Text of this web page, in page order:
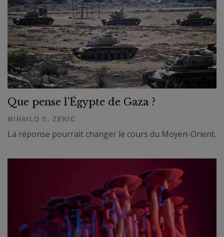
Que pense l'Égypte de Gaza ?
MIHAILO S. ZEKIC
La réponse pourrait changer le cours du Moyen-Orient.